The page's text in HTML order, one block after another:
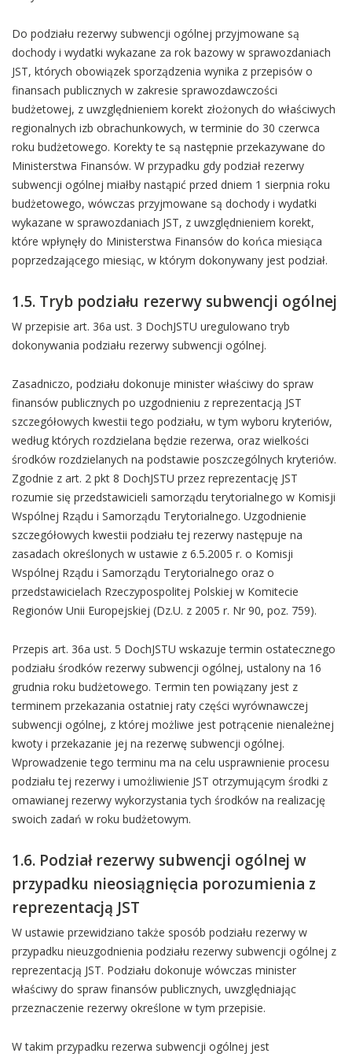
Do podziału rezerwy subwencji ogólnej przyjmowane są
dochody i wydatki wykazane za rok bazowy w sprawozdaniach
JST, których obowiązek sporządzenia wynika z przepisów o
finansach publicznych w zakresie sprawozdawczości
budżetowej, z uwzględnieniem korekt złożonych do właściwych
regionalnych izb obrachunkowych, w terminie do 30 czerwca
roku budżetowego. Korekty te są następnie przekazywane do
Ministerstwa Finansów. W przypadku gdy podział rezerwy
subwencji ogólnej miałby nastąpić przed dniem 1 sierpnia roku
budżetowego, wówczas przyjmowane są dochody i wydatki
wykazane w sprawozdaniach JST, z uwzględnieniem korekt,
które wpłynęły do Ministerstwa Finansów do końca miesiąca
poprzedzającego miesiąc, w którym dokonywany jest podział.
1.5. Tryb podziału rezerwy subwencji ogólnej
W przepisie art. 36a ust. 3 DochJSTU uregulowano tryb
dokonywania podziału rezerwy subwencji ogólnej.
Zasadniczo, podziału dokonuje minister właściwy do spraw
finansów publicznych po uzgodnieniu z reprezentacją JST
szczegółowych kwestii tego podziału, w tym wyboru kryteriów,
według których rozdzielana będzie rezerwa, oraz wielkości
środków rozdzielanych na podstawie poszczególnych kryteriów.
Zgodnie z art. 2 pkt 8 DochJSTU przez reprezentację JST
rozumie się przedstawicieli samorządu terytorialnego w Komisji
Wspólnej Rządu i Samorządu Terytorialnego. Uzgodnienie
szczegółowych kwestii podziału tej rezerwy następuje na
zasadach określonych w ustawie z 6.5.2005 r. o Komisji
Wspólnej Rządu i Samorządu Terytorialnego oraz o
przedstawicielach Rzeczypospolitej Polskiej w Komitecie
Regionów Unii Europejskiej (Dz.U. z 2005 r. Nr 90, poz. 759).
Przepis art. 36a ust. 5 DochJSTU wskazuje termin ostatecznego
podziału środków rezerwy subwencji ogólnej, ustalony na 16
grudnia roku budżetowego. Termin ten powiązany jest z
terminem przekazania ostatniej raty części wyrównawczej
subwencji ogólnej, z której możliwe jest potrącenie nienależnej
kwoty i przekazanie jej na rezerwę subwencji ogólnej.
Wprowadzenie tego terminu ma na celu usprawnienie procesu
podziału tej rezerwy i umożliwienie JST otrzymującym środki z
omawianej rezerwy wykorzystania tych środków na realizację
swoich zadań w roku budżetowym.
1.6. Podział rezerwy subwencji ogólnej w
przypadku nieosiągnięcia porozumienia z
reprezentacją JST
W ustawie przewidziano także sposób podziału rezerwy w
przypadku nieuzgodnienia podziału rezerwy subwencji ogólnej z
reprezentacją JST. Podziału dokonuje wówczas minister
właściwy do spraw finansów publicznych, uwzględniając
przeznaczenie rezerwy określone w tym przepisie.
W takim przypadku rezerwa subwencji ogólnej jest